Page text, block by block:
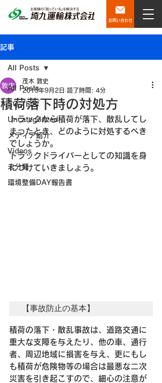
お問い合わせ
記事
All Posts
SQブログ
Uncategorized
メディア紹介
Videos
未分類
環境整備DAY報告書
All Posts
積荷落下時の対処方
茂木 敦史
2015年9月2日 読了時間: 4分
トラックから積荷が落下、散乱してし
まったとき、どのように対処するべき
でしょうか。
トラックドライバーとしての知識を身
につけていきましょう。
【事故防止の基本】
積荷の落下・散乱事故は、道路交通に
重大な支障を与えたり、他の車、通行
者、周辺地域に損害を与え、更にもし
も積荷が危険物等の場合は最悪な二次
災害を引き起こすので、細心の注意が